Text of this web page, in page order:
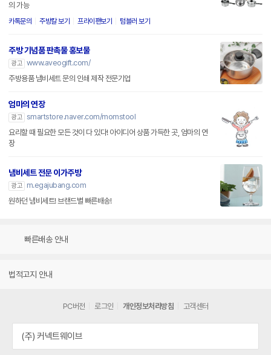
의 가능
카톡문의 주방칼 보기 프라이팬보기 텀블러 보기
주방 기념품 판촉물 홍보물
광고 www.aveogift.com/
주방용품 냄비세트 문의 인쇄 제작 전문기업
엄마의 연장
광고 smartstore.naver.com/momstool
요리할 때 필요한 모든 것이 다 있다! 아이디어 상품 가득한 곳, 엄마의 연
장
냄비세트 전문 이가주방
광고
m.egajubang.com
원하던 냄비세트! 브랜드별 빠른배송!
빠른배송 안내
법적고지 안내
PC버전 로그인 개인정보처리방침 고객센터
(주) 커넥트웨이브